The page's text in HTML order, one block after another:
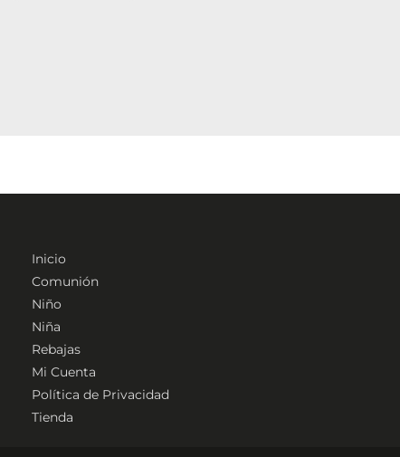
Inicio
Comunión
Niño
Niña
Rebajas
Mi Cuenta
Política de Privacidad
Tienda